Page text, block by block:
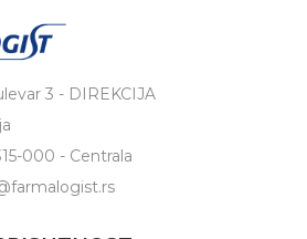
3 - DIREKCIJA
000 - Centrala